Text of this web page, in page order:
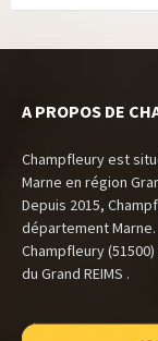
A PROPOS DE
Champfleury est
Marne en région
Depuis 2015,
département Marne.
Champfleury
du Grand REIMS .